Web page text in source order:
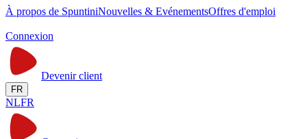
À propos de SpuntiniNouvelles & EvénementsOffres d'emploi
Connexion
Devenir client
FR
NLFR